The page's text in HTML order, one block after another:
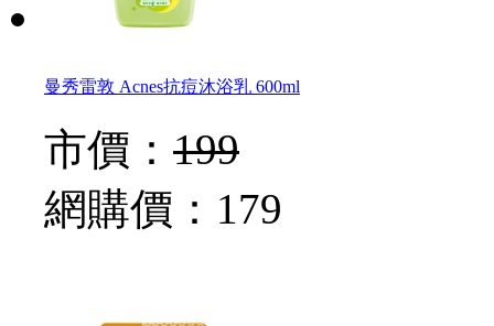
曼秀雷敦 Acnes抗痘沐浴乳 600ml
市價： 199
網購價： 179